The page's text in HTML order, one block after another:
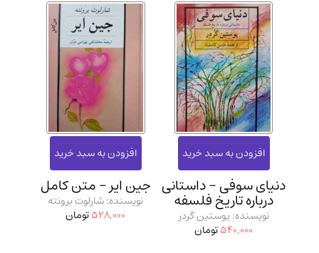
دنیای سوفی - داستانی
درباره تاریخ فلسفه
نویسنده: یوستین گردر
540,000تومان
جین ایر - متن کامل
نویسنده: شارلوت برونته
528,000تومان